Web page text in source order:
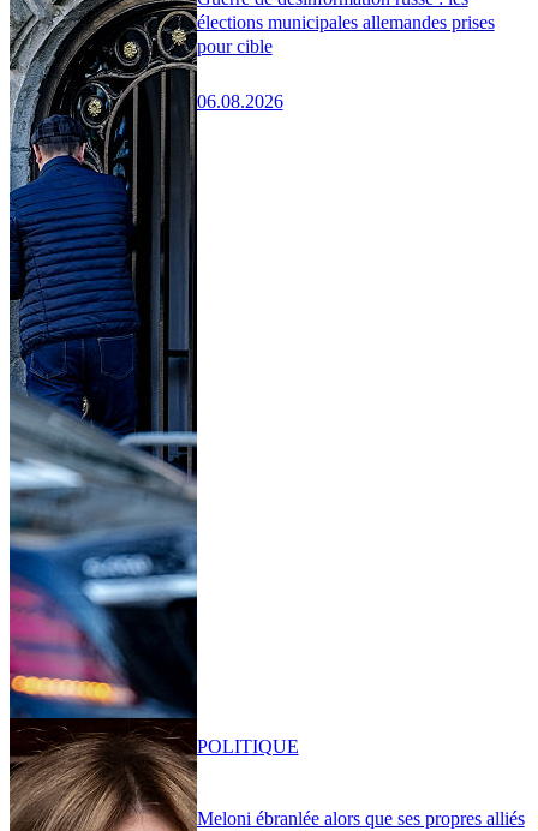
élections municipales allemandes prises
pour cible
06.08.2026
Meloni ébranlée alors que ses propres alliés
POLITIQUE